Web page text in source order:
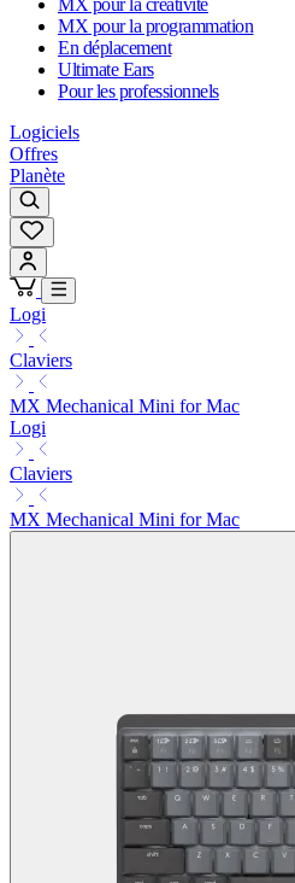
MX pour la créativité
MX pour la programmation
En déplacement
Ultimate Ears
Pour les professionnels
Logiciels
Offres
Planète
Logi
Claviers
MX Mechanical Mini for Mac
Logi
Claviers
MX Mechanical Mini for Mac